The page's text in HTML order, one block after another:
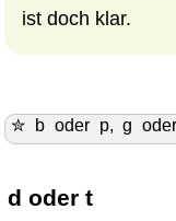
ist doch klar.
✮ b oder p, g
d oder t